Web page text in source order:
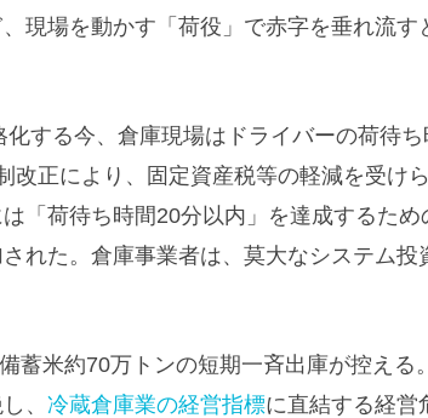
現場を動かす「荷役」で赤字を垂れ流す
する今、倉庫現場はドライバーの荷待
改正により、固定資産税等の軽減を受け
「荷待ち時間20分以内」を達成するため
れた。倉庫事業者は、莫大なシステム
蓄米約70万トンの短期一斉出庫が控える
、 冷蔵倉庫業の経営指標に直結する経営